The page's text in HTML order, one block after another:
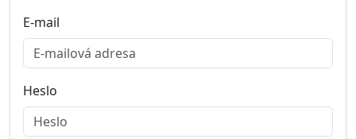
E-mail
Heslo